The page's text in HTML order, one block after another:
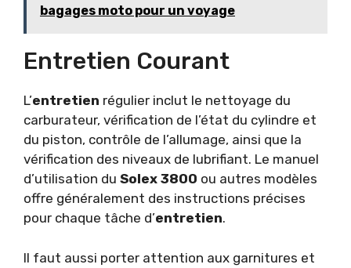
bagages moto pour un voyage
Entretien Courant
L’entretien régulier inclut le nettoyage du
carburateur, vérification de l’état du cylindre et
du piston, contrôle de l’allumage, ainsi que la
vérification des niveaux de lubrifiant. Le manuel
d’utilisation du Solex 3800 ou autres modèles
offre généralement des instructions précises
pour chaque tâche d’entretien.
Il faut aussi porter attention aux garnitures et